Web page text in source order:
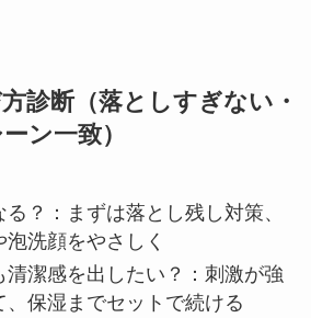
診断（落としすぎない・
ン一致）
？：まずは落とし残し対策、
洗顔をやさしく
清潔感を出したい？：刺激が強
、保湿までセットで続ける